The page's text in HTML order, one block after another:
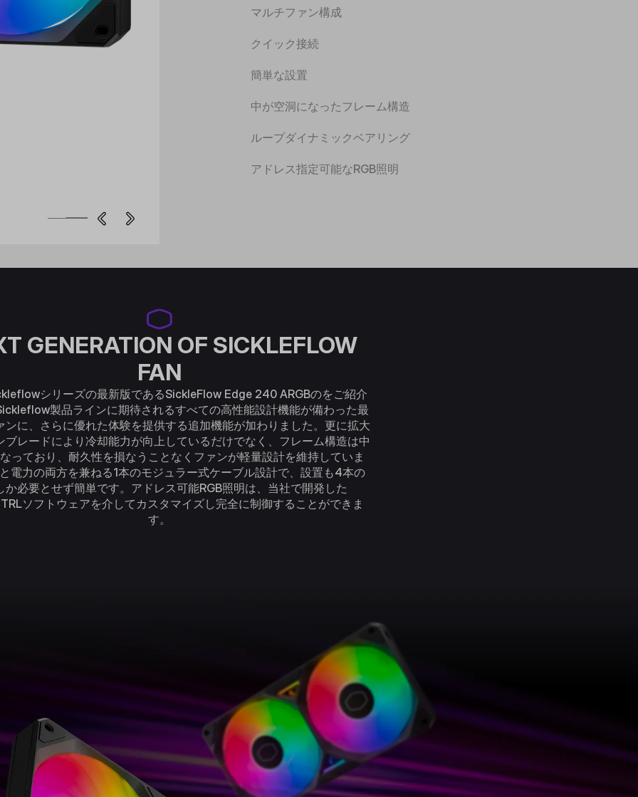
マルチファン構成
クイック接続
簡単な設置
中が空洞になったフレーム構造
ループダイナミックベアリング
アドレス指定可能なRGB照明
GENERATION OF SICKLEFLOW
FAN
シリーズの最新版であるSickleFlow Edge 240 ARGBのをご紹介
製品ラインに期待されるすべての高性能設計機能が備わった最
ンに、さらに優れた体験を提供する追加機能が加わりました。更に拡大
ブレードにより冷却能力が向上しているだけでなく、フレーム構造は中
っており、耐久性を損なうことなくファンが軽量設計を維持していま
電力の両方を兼ねる1本のモジュラー式ケーブル設計で、設置も4本の
か必要とせず簡単です。アドレス可能RGB照明は、当社で開発した
ソフトウェアを介してカスタマイズし完全に制御することができま
す。